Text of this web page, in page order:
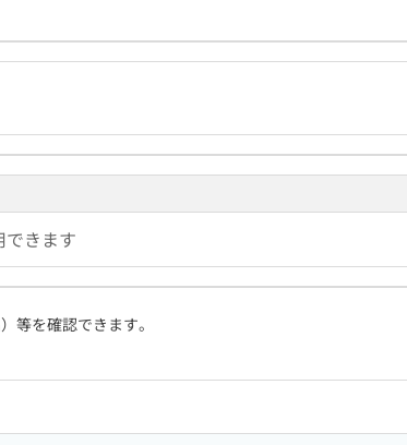
できます
等を確認できます。